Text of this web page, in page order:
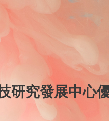
研究發展中心